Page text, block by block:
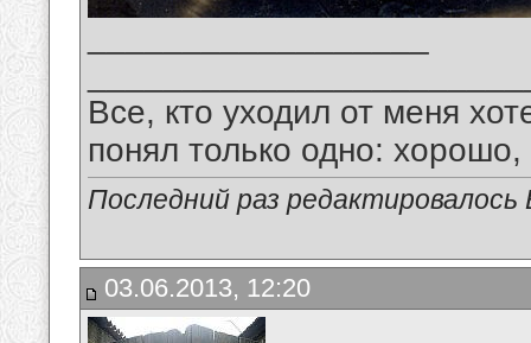
Все, кто уходил от меня
понял только одно:
Последний раз
03.06.2013, 12:20